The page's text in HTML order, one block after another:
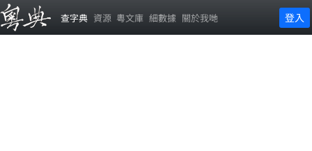
查字典 資源 粵文庫 細數據 關於我哋 登入